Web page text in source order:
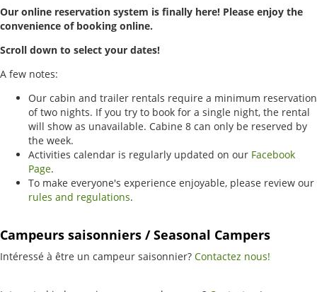
Our online reservation system is finally here! Please enjoy the
convenience of booking online.
Scroll down to select your dates!
A few notes:
Our cabin and trailer rentals require a minimum reservation
of two nights. If you try to book for a single night, the rental
will show as unavailable. Cabine 8 can only be reserved by
the week.
Activities calendar is regularly updated on our Facebook
Page.
To make everyone's experience enjoyable, please review our
rules and regulations.
Campeurs saisonniers / Seasonal Campers
Intéressé à être un campeur saisonnier? Contactez nous!